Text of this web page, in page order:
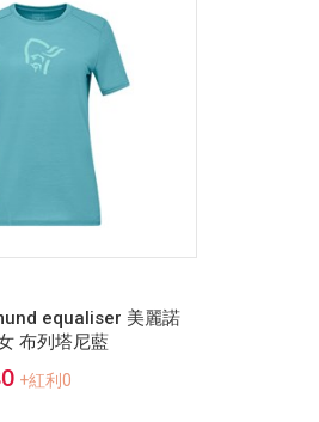
equaliser 美麗諾
布列塔尼藍
+紅利0